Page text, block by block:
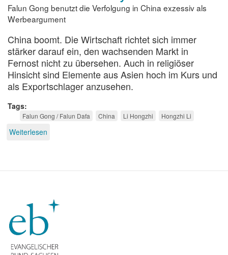
Falun Gong benutzt die Verfolgung in China exzessiv als
Werbeargument
China boomt. Die Wirtschaft richtet sich immer
stärker darauf ein, den wachsenden Markt in
Fernost nicht zu übersehen. Auch in religiöser
Hinsicht sind Elemente aus Asien hoch im Kurs und
als Exportschlager anzusehen.
Tags
Falun Gong / Falun Dafa China Li Hongzhi Hongzhi Li
Weiterlesen